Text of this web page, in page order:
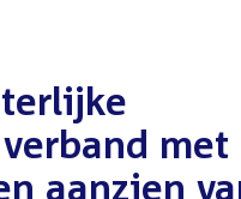
met
aanzien